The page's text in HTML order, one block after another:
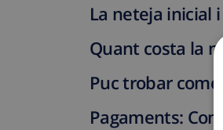
La neteja inicial
Quant costa la
Puc trobar
Pagaments: